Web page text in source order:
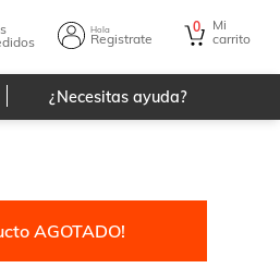
Hola
Registrate
0
Mi
carrito
¿Necesitas ayuda?
AGOTADO!